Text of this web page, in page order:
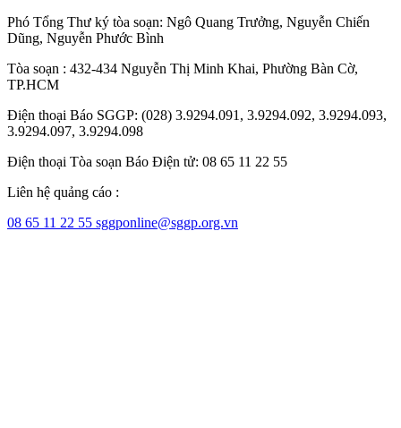
Phó Tổng Thư ký tòa soạn: Ngô Quang Trưởng, Nguyễn Chiến
Dũng, Nguyễn Phước Bình
Tòa soạn : 432-434 Nguyễn Thị Minh Khai, Phường Bàn Cờ,
TP.HCM
Điện thoại Báo SGGP: (028) 3.9294.091, 3.9294.092, 3.9294.093,
3.9294.097, 3.9294.098
Điện thoại Tòa soạn Báo Điện tử: 08 65 11 22 55
Liên hệ quảng cáo :
08 65 11 22 55 sggponline@sggp.org.vn